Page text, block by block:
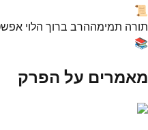
📜
תורה תמימההרב ברוך הלוי
📚
מאמרים על הפרק